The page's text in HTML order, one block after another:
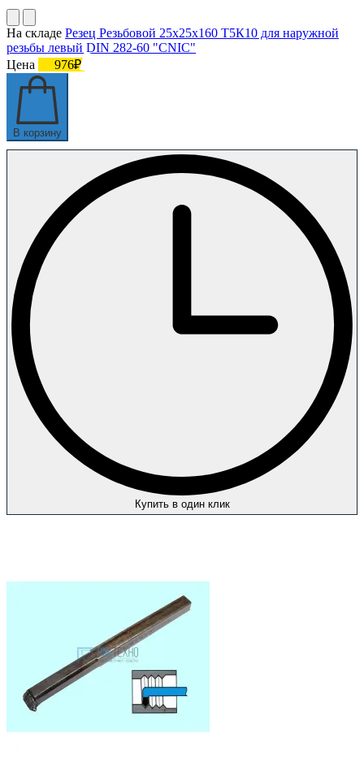
На складе Резец Резьбовой 25х25х160 Т5К10 для наружной
резьбы левый DIN 282-60 "CNIC"
Цена
976₽
В корзину
Купить в один клик